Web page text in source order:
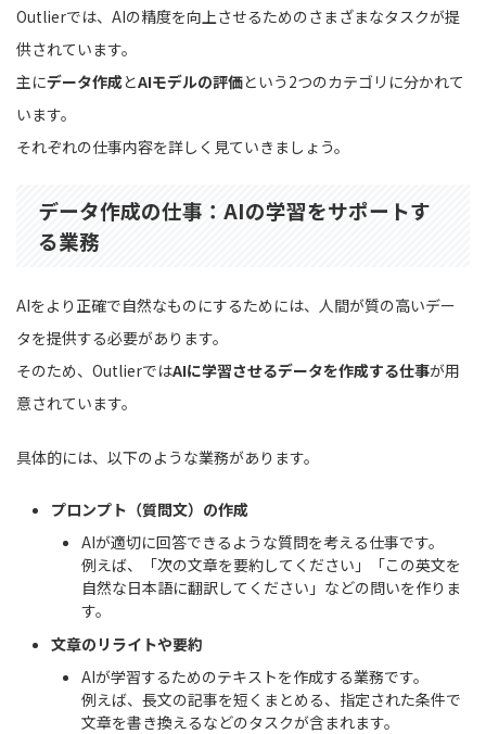
Outlierでは、AIの精度を向上させるためのさまざまなタスクが提
供されています。
主にデータ作成とAIモデルの評価という2つのカテゴリに分かれて
います。
それぞれの仕事内容を詳しく見ていきましょう。
データ作成の仕事：AIの学習をサポートす
る業務
AIをより正確で自然なものにするためには、人間が質の高いデー
タを提供する必要があります。
そのため、OutlierではAIに学習させるデータを作成する仕事が用
意されています。
具体的には、以下のような業務があります。
プロンプト（質問文）の作成
AIが適切に回答できるような質問を考える仕事です。
例えば、「次の文章を要約してください」「この英文を
自然な日本語に翻訳してください」などの問いを作りま
す。
文章のリライトや要約
AIが学習するためのテキストを作成する業務です。
例えば、長文の記事を短くまとめる、指定された条件で
文章を書き換えるなどのタスクが含まれます。